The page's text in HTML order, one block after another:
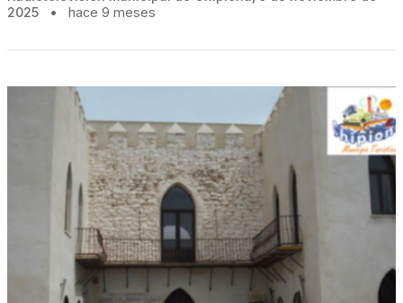
2025
• hace 9 meses